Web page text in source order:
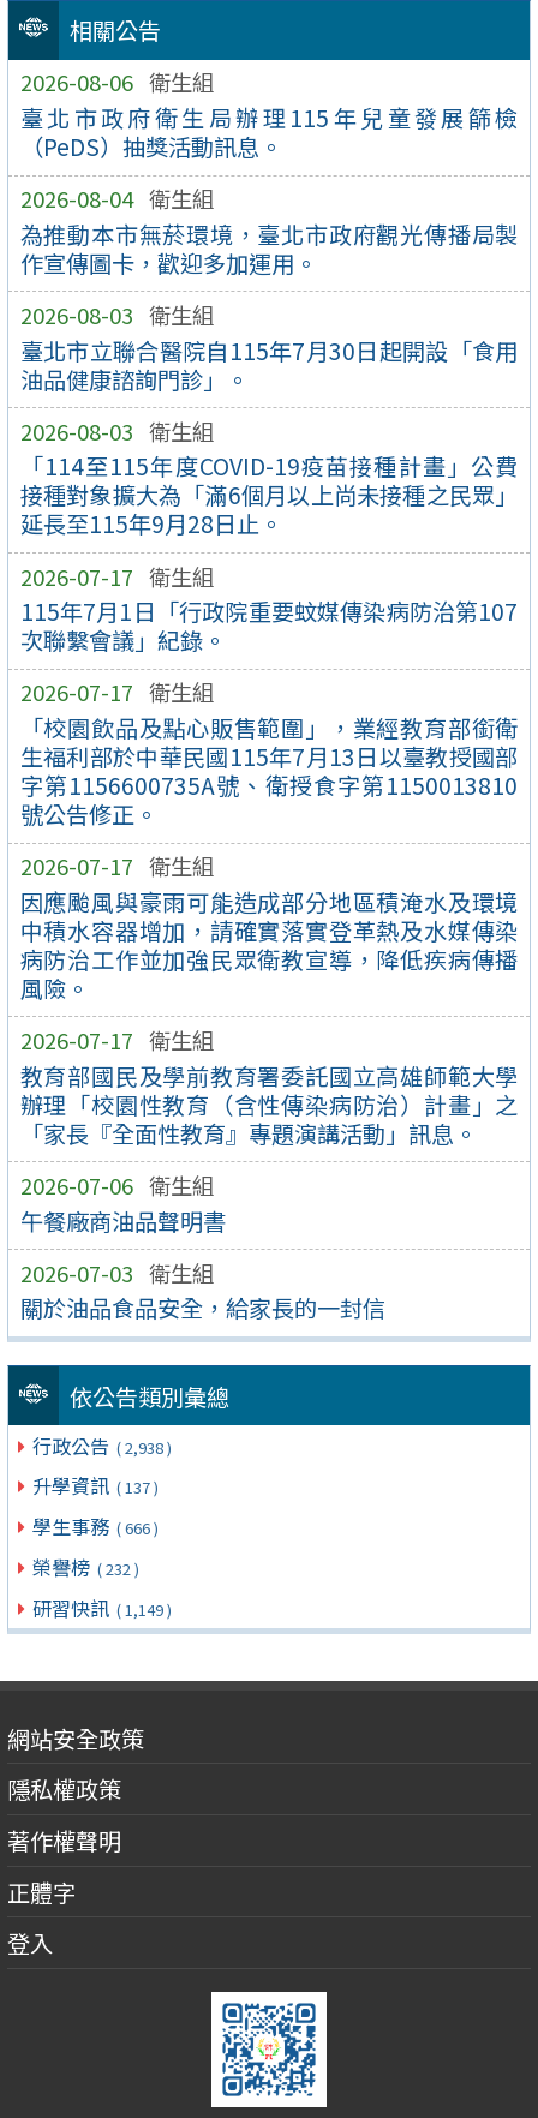
相關公告
2026-08-06 衛生組
臺北市政府衛生局辦理115年兒童發展篩檢
（PeDS）抽獎活動訊息。
2026-08-04 衛生組
為推動本市無菸環境，臺北市政府觀光傳播局製
作宣傳圖卡，歡迎多加運用。
2026-08-03 衛生組
臺北市立聯合醫院自115年7月30日起開設「食用
油品健康諮詢門診」。
2026-08-03 衛生組
「114至115年度COVID-19疫苗接種計畫」公費
接種對象擴大為「滿6個月以上尚未接種之民眾」
延長至115年9月28日止。
2026-07-17 衛生組
115年7月1日「行政院重要蚊媒傳染病防治第107
次聯繫會議」紀錄。
2026-07-17 衛生組
「校園飲品及點心販售範圍」，業經教育部銜衛
生福利部於中華民國115年7月13日以臺教授國部
字第1156600735A號、衛授食字第1150013810
號公告修正。
2026-07-17 衛生組
因應颱風與豪雨可能造成部分地區積淹水及環境
中積水容器增加，請確實落實登革熱及水媒傳染
病防治工作並加強民眾衛教宣導，降低疾病傳播
風險。
2026-07-17 衛生組
教育部國民及學前教育署委託國立高雄師範大學
辦理「校園性教育（含性傳染病防治）計畫」之
「家長『全面性教育』專題演講活動」訊息。
2026-07-06 衛生組
午餐廠商油品聲明書
2026-07-03 衛生組
關於油品食品安全，給家長的一封信
依公告類別彙總
行政公告 ( 2,938 )
升學資訊 ( 137 )
學生事務 ( 666 )
榮譽榜 ( 232 )
研習快訊 ( 1,149 )
網站安全政策
隱私權政策
著作權聲明
正體字
登入